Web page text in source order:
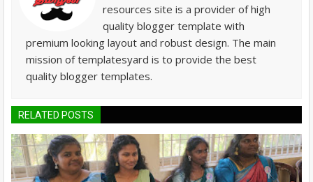
resources site is a provider of high
quality blogger template with
premium looking layout and robust design. The main
mission of templatesyard is to provide the best
quality blogger templates.
RELATED POSTS